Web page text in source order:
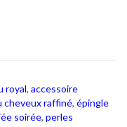
royal, accessoire
cheveux raffiné, épingle
soirée, perles